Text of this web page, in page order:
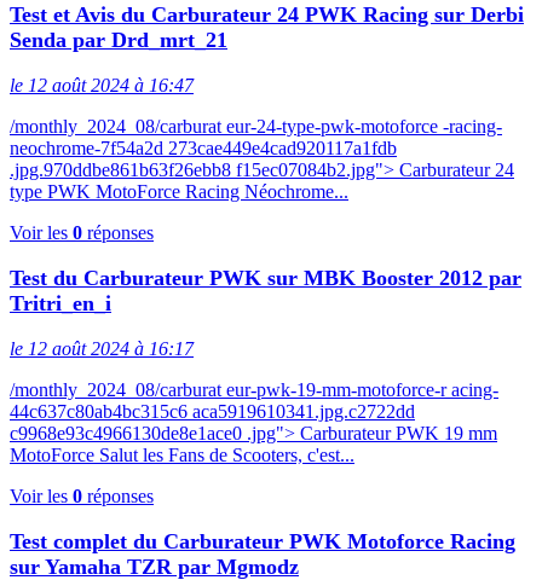
Test et Avis du Carburateur 24 PWK Racing sur Derbi
Senda par Drd_mrt_21
le 12 août 2024 à 16:47
/monthly_2024_08/carburat eur-24-type-pwk-motoforce -racing-
neochrome-7f54a2d 273cae449e4cad920117a1fdb
.jpg.970ddbe861b63f26ebb8 f15ec07084b2.jpg"> Carburateur 24
type PWK MotoForce Racing Néochrome...
Voir les 0 réponses
Test du Carburateur PWK sur MBK Booster 2012 par
Tritri_en_i
le 12 août 2024 à 16:17
/monthly_2024_08/carburat eur-pwk-19-mm-motoforce-r acing-
44c637c80ab4bc315c6 aca5919610341.jpg.c2722dd
c9968e93c4966130de8e1ace0 .jpg"> Carburateur PWK 19 mm
MotoForce Salut les Fans de Scooters, c'est...
Voir les 0 réponses
Test complet du Carburateur PWK Motoforce Racing
sur Yamaha TZR par Mgmodz